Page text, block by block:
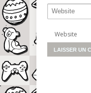
Website